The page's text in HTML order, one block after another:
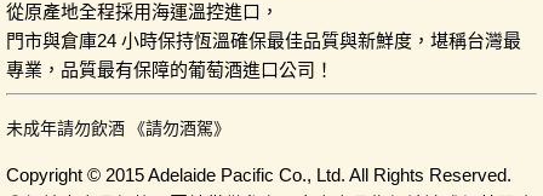
從原產地全程採用海運溫控進口，
門市與倉庫24 小時保持恆溫確保最佳品質與新鮮度，堪稱台灣最
專業，品質最有保障的葡萄酒進口公司！
未成年請勿飲酒 《請勿酒駕》
Copyright © 2015 Adelaide Pacific Co., Ltd. All Rights Reserved.